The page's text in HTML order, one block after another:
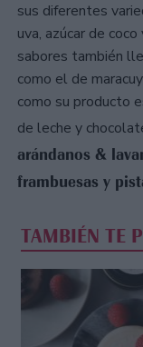
sus diferentes
uva, azúcar de
sabores también
como el de
como su producto
de leche y
arándanos &
frambuesas y
TAMBIÉN TE